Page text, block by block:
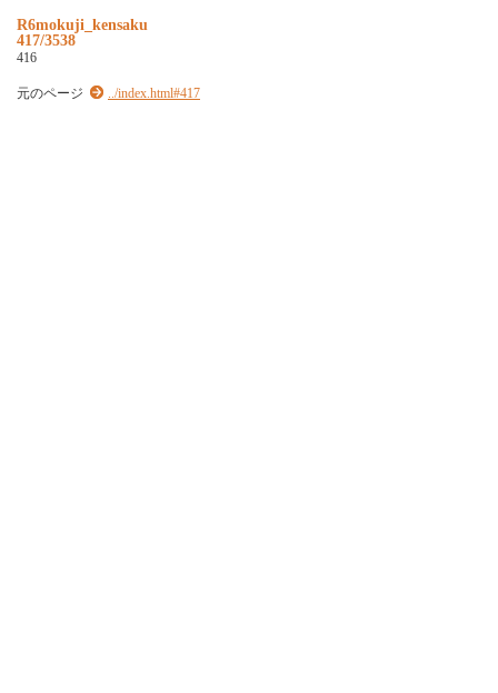
R6mokuji_kensaku
417/3538
416
元のページ ../index.html#417